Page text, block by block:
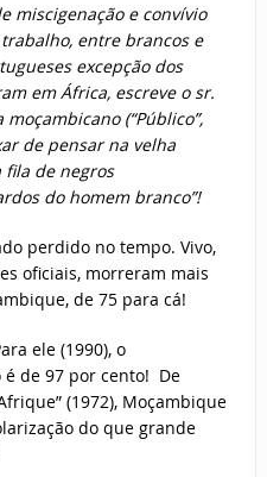
miscigenação e convívio
entre brancos e
excepção dos
em África, escreve o sr.
(“Público”,
de pensar na velha
de negros
do homem branco”!
perdido no tempo. Vivo,
oficiais, morreram mais
de 75 para cá!
ele (1990), o
de 97 por cento! De
(1972), Moçambique
do que grande